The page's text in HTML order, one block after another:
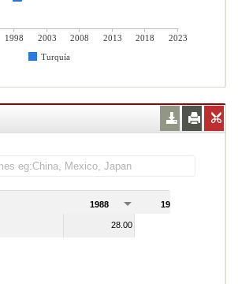
1998 2003 2008 2013 2018
2023
Turquía
1988 1989
28.00